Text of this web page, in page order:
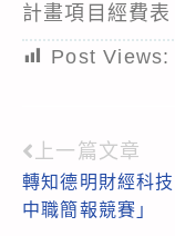
計畫項目經費表
Post Views:
Read
more
上一篇文章
轉知德明財經科
中職簡報競賽」